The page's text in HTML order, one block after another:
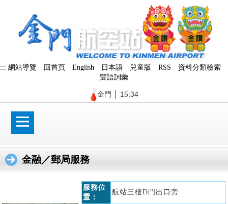
塊
::: 網站導覽 回首頁 English 日本語 兒童版 RSS
資料分類檢索
雙語詞彙
金門 15:34
金融／郵局服務
服務位
置：
航站三樓D門出口旁